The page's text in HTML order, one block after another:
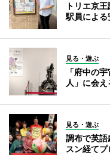
トリエ京
駅員による
見る・遊ぶ
「府中の
人」に会
見る・遊ぶ
調布で英
スン経て